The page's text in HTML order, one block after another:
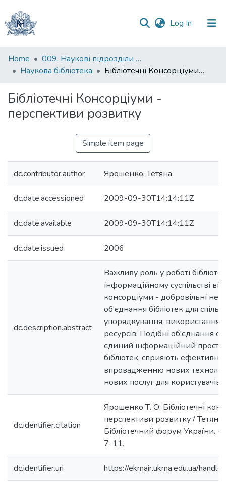
Log In (current)
Communities
&
All of DSpace
Home
009. Наукові підрозділи НаУКМА
Наукова бібліотека
Бібліотечні Консорціуми - перспективи розвитку
Бібліотечні Консорціуми -
перспективи розвитку
Simple item page
dc.contributor.author Ярошенко, Тетяна
dc.date.accessioned 2009-09-30T14:14:11Z
dc.date.available 2009-09-30T14:14:11Z
dc.date.issued 2006
dc.description.abstract
Важливу роль у роботі
інформаційному суспільстві
консорціуми - добровільні
об'єднання бібліотек для
упорядкування, використання
ресурсів. Подібні об'єднання
єдиний інформаційний
бібліотек, сприяють
впровадженню нових
нових послуг для користувачів.
dc.identifier.citation
Ярошенко Т. О. Бібліотечні
перспективи розвитку /
Бібліотечний форум України.
7-11.
dc.identifier.uri https://ekmair.ukma.edu.ua/